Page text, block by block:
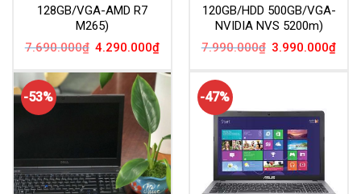
128GB/VGA-AMD R7
M265)
7.690.000₫ Giá
7.690.000₫.
4.290.000₫Giá
là:
4.290.000₫.
120GB/HDD 500GB/VGA-
NVIDIA NVS 5200m)
7.990.000₫ Giá
3.990.000₫Giá
-53% -47%